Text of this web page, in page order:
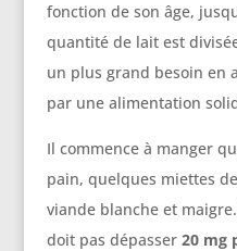
fonction de son âge,
quantité de lait est
un plus grand besoin en
par une alimentation
Il commence à manger
pain, quelques miettes
viande blanche et
doit pas dépasser 20 mg